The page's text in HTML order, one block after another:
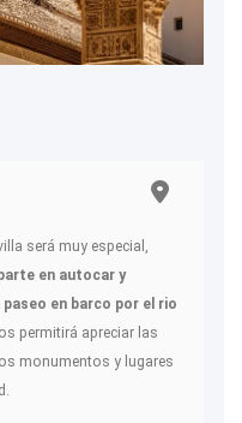
será muy especial,
en autocar y
en barco por el rio
permitirá apreciar las
monumentos y lugares